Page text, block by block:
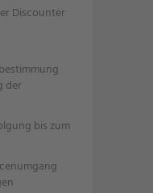
Discounter
der
bis zum